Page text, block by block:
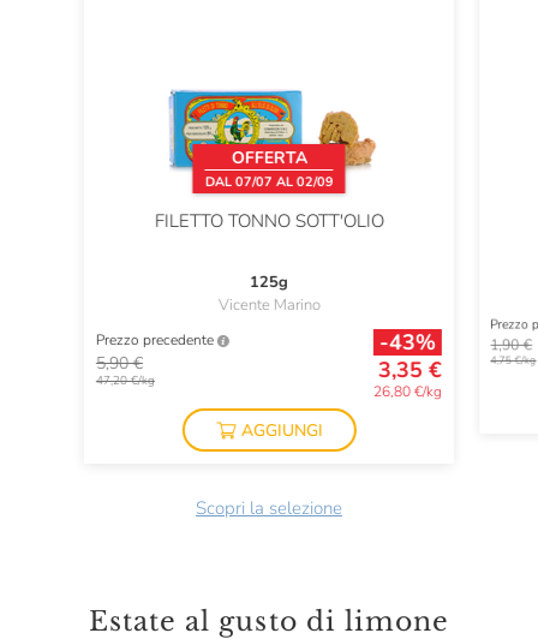
OFFERTA
DAL 07/07 AL 02/09
FILETTO TONNO SOTT'OLIO
125g
Vicente Marino
Prezzo precedente
5,90 €
47,20 €/kg
-43%
3,35 €
26,80 €/kg
AGGIUNGI
Prezzo
1,90 €
4,75 €/kg
Scopri la selezione
Estate al gusto di limone